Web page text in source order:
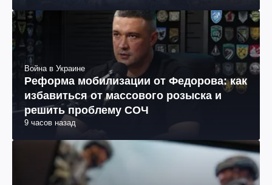
Война в Украине
Реформа мобилизации от Федорова: как
избавиться от массового розыска и
решить проблему СОЧ
9 часов назад